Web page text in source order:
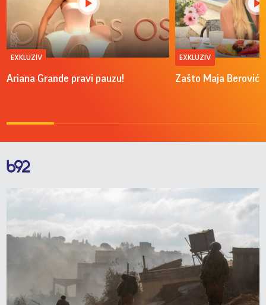
EXKLUZIV
Ariana Grande pravi pauzu!
EXKLUZIV
Zašto Maja Berović